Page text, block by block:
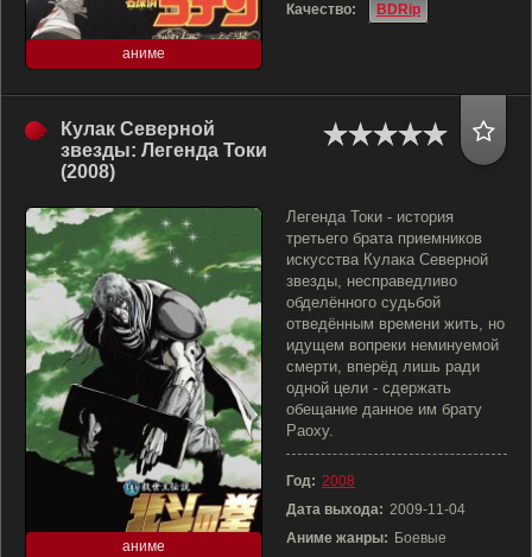
аниме
Качество:
BDRip
Кулак Северной
звезды: Легенда Токи
(2008)
аниме
Легенда Токи - история
третьего брата приемников
искусства Кулака Северной
звезды, несправедливо
обделённого судьбой
отведённым времени жить, но
идущем вопреки неминуемой
смерти, вперёд лишь ради
одной цели - сдержать
обещание данное им брату
Раоху.
Год: 2008
Дата выхода: 2009-11-04
Аниме жанры: Боевые